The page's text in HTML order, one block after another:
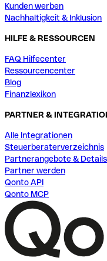
Kunden werben
Nachhaltigkeit & Inklusion
HILFE & RESSOURCEN
FAQ Hilfecenter
Ressourcencenter
Blog
Finanzlexikon
PARTNER &
Alle Integrationen
Steuerberaterverzeichnis
Partnerangebote & Details
Partner werden
Qonto API
Qonto MCP